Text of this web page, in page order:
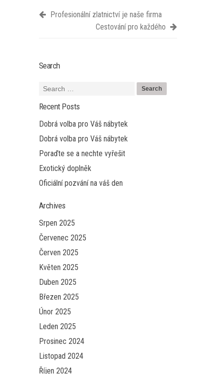
Profesionální zlatnictví je naše firma
Cestování pro každého
Search
Recent Posts
Dobrá volba pro Váš nábytek
Dobrá volba pro Váš nábytek
Poraďte se a nechte vyřešit
Exotický doplněk
Oficiální pozvání na váš den
Archives
Srpen 2025
Červenec 2025
Červen 2025
Květen 2025
Duben 2025
Březen 2025
Únor 2025
Leden 2025
Prosinec 2024
Listopad 2024
Říjen 2024